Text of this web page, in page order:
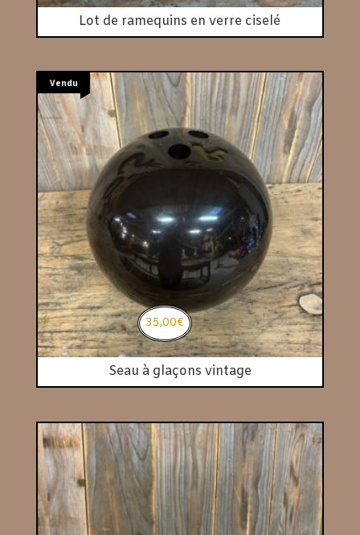
Lot de ramequins en verre ciselé
Vendu
Seau à glaçons vintage
35,00€